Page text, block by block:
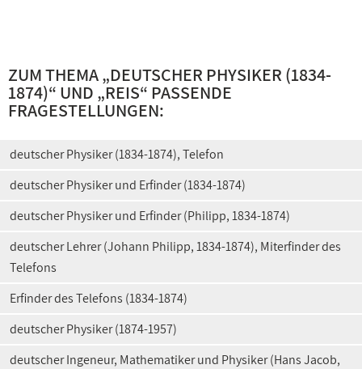
ZUM THEMA „DEUTSCHER PHYSIKER (1834-
1874)“ UND „REIS“ PASSENDE
FRAGESTELLUNGEN:
deutscher Physiker (1834-1874), Telefon
deutscher Physiker und Erfinder (1834-1874)
deutscher Physiker und Erfinder (Philipp, 1834-1874)
deutscher Lehrer (Johann Philipp, 1834-1874), Miterfinder des
Telefons
Erfinder des Telefons (1834-1874)
deutscher Physiker (1874-1957)
deutscher Ingeneur, Mathematiker und Physiker (Hans Jacob,